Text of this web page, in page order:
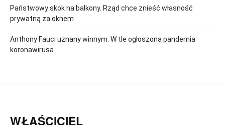
Państwowy skok na balkony. Rząd chce znieść własność
prywatną za oknem
Anthony Fauci uznany winnym. W tle ogłoszona pandemia
koronawirusa
WŁAŚCICIEL